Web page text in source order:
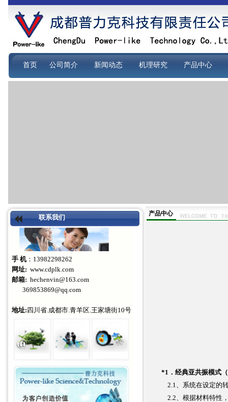
首页 公司简介 新闻动态 机理研究 产品中心
联系我们
手 机：13982298262
网址: www.cdplk.com
邮箱: hechenvin@163.com
369853869@qq.com
地址:四川省.成都市.青羊区.王家塘街10号
产品中心
*1．经典亚共振模式
2.1、系统在设定的
2.2、根据材料特性